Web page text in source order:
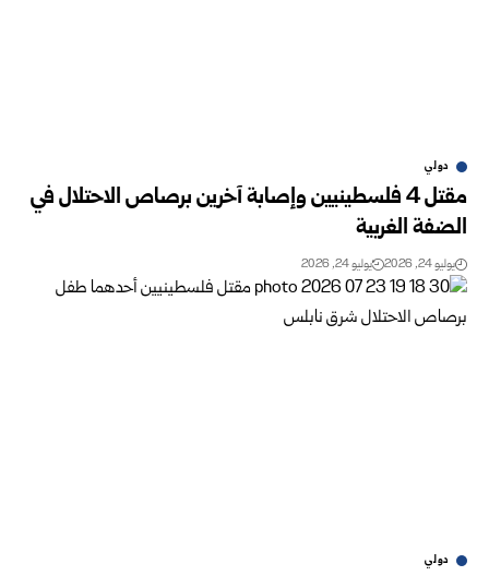
دولي
مقتل 4 فلسطينيين وإصابة آخرين برصاص الاحتلال في
الضفة الغربية
يوليو 24, 2026 يوليو 24, 2026
دولي